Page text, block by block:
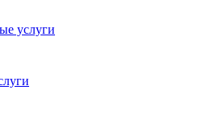
услуги